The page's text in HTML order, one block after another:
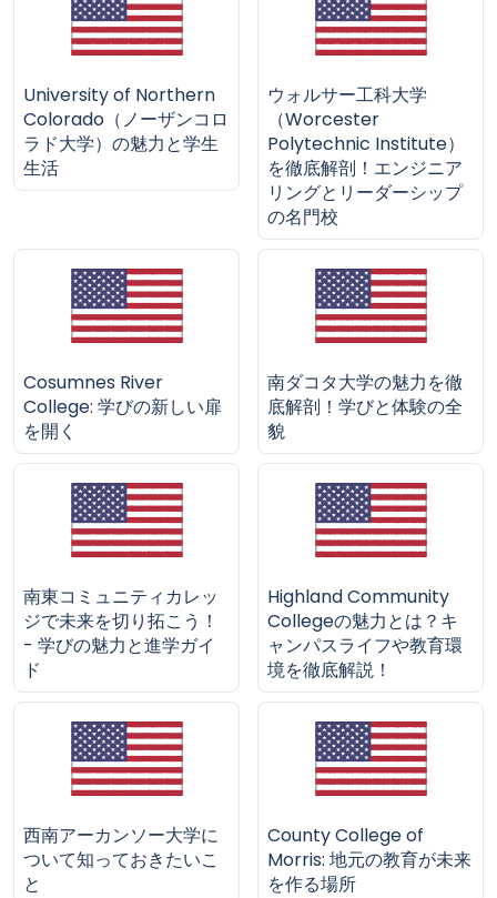
University of Northern
Colorado（ノーザンコロ
ラド大学）の魅力と学生
生活
ウォルサー工科大学
（Worcester
Polytechnic Institute）
を徹底解剖！エンジニア
リングとリーダーシップ
の名門校
Cosumnes River
College: 学びの新しい扉
を開く
南ダコタ大学の魅力を徹
底解剖！学びと体験の全
貌
南東コミュニティカレッ
ジで未来を切り拓こう！
- 学びの魅力と進学ガイ
ド
Highland Community
Collegeの魅力とは？キ
ャンパスライフや教育環
境を徹底解説！
西南アーカンソー大学に
ついて知っておきたいこ
と
County College of
Morris: 地元の教育が未来
を作る場所